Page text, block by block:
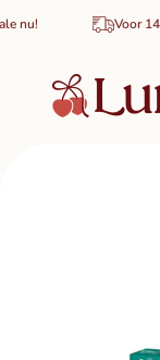
inhoudVoor 14:00 uur